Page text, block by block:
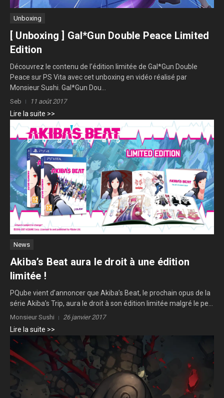
Unboxing
[ Unboxing ] Gal*Gun Double Peace Limited
Edition
Découvrez le contenu de l’édition limitée de Gal*Gun Double
Peace sur PS Vita avec cet unboxing en vidéo réalisé par
Monsieur Sushi. Gal*Gun Dou...
Seb 11 août 2017
Lire la suite >>
News
Akiba’s Beat aura le droit à une édition
limitée !
PQube vient d’annoncer que Akiba’s Beat, le prochain opus de la
série Akiba’s Trip, aura le droit à son édition limitée malgré le pe...
Monsieur Sushi 26 janvier 2017
Lire la suite >>